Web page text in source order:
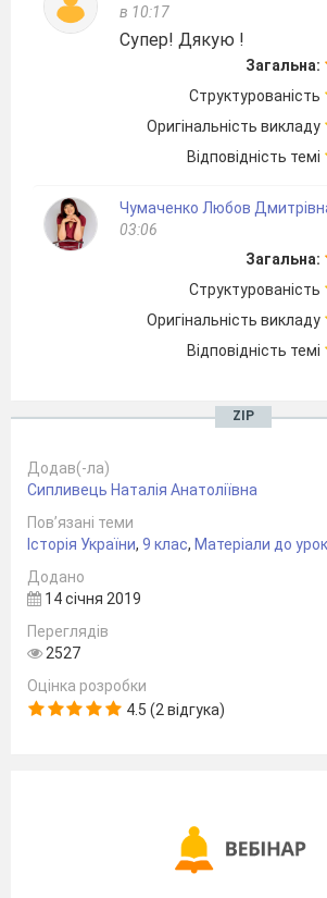
в 10:17
Супер! Дякую !
Загальна:
Структурованість
Оригінальність викладу
Відповідність темі
Чумаченко Любов
03:06
Загальна:
Структурованість
Оригінальність викладу
Відповідність темі
ZIP
Додав(-ла)
Сипливець Наталія Анатоліївна
Пов’язані теми
Історія України, 9 клас, Матеріали до
Додано
14 січня 2019
Переглядів
2527
Оцінка розробки
4.5 (2 відгука)